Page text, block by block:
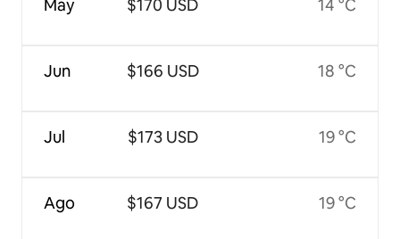
May
Jun
Jul
Ago
$170 USD
$166 USD
$173 USD
$167 USD
14 °C
18 °C
19 °C
19 °C